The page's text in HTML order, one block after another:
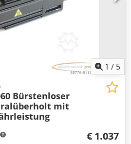
1 / 5
Bürstenloser
mit
€ 1.037